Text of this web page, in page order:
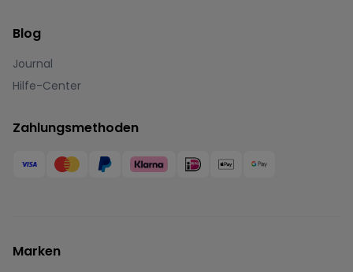
Blog
Journal
Hilfe-Center
Zahlungsmethoden
Marken